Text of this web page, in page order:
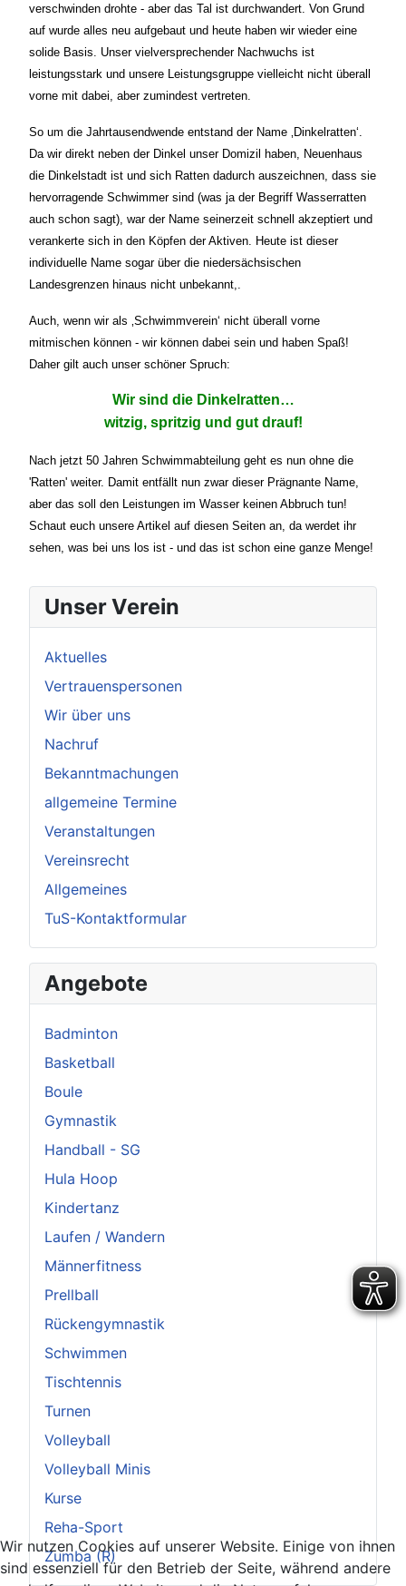
Unser Verein
Aktuelles
Vertrauenspersonen
Wir über uns
Nachruf
Bekanntmachungen
allgemeine Termine
Veranstaltungen
Vereinsrecht
Allgemeines
TuS-Kontaktformular
Angebote
Badminton
Basketball
Boule
Gymnastik
Handball - SG
Hula Hoop
Kindertanz
Laufen / Wandern
Männerfitness
Prellball
Rückengymnastik
Schwimmen
Tischtennis
Turnen
Volleyball
Volleyball Minis
Kurse
Reha-Sport
Zumba (R)
verschwinden drohte - aber das Tal ist durchwandert. Von Grund
auf wurde alles neu aufgebaut und heute haben wir wieder eine
solide Basis. Unser vielversprechender Nachwuchs ist
leistungsstark und unsere Leistungsgruppe vielleicht nicht überall
vorne mit dabei, aber zumindest vertreten.
So um die Jahrtausendwende entstand der Name ‚Dinkelratten‘.
Da wir direkt neben der Dinkel unser Domizil haben, Neuenhaus
die Dinkelstadt ist und sich Ratten dadurch auszeichnen, dass sie
hervorragende Schwimmer sind (was ja der Begriff Wasserratten
auch schon sagt), war der Name seinerzeit schnell akzeptiert und
verankerte sich in den Köpfen der Aktiven. Heute ist dieser
individuelle Name sogar über die niedersächsischen
Landesgrenzen hinaus nicht unbekannt,.
Auch, wenn wir als ‚Schwimmverein‘ nicht überall vorne
mitmischen können - wir können dabei sein und haben Spaß!
Daher gilt auch unser schöner Spruch:
Wir sind die Dinkelratten…
witzig, spritzig und gut drauf!
Nach jetzt 50 Jahren Schwimmabteilung geht es nun ohne die
'Ratten' weiter. Damit entfällt nun zwar dieser Prägnante Name,
aber das soll den Leistungen im Wasser keinen Abbruch tun!
Schaut euch unsere Artikel auf diesen Seiten an, da werdet ihr
sehen, was bei uns los ist - und das ist schon eine ganze Menge!
Wir nutzen Cookies auf unserer Website. Einige von ihnen
sind essenziell für den Betrieb der Seite, während andere